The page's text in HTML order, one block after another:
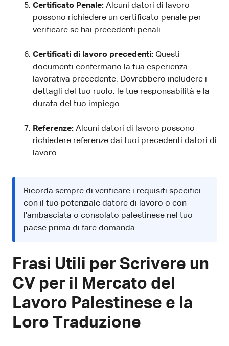
Certificato Penale: Alcuni datori di lavoro
possono richiedere un certificato penale per
verificare se hai precedenti penali.
Certificati di lavoro precedenti: Questi
documenti confermano la tua esperienza
lavorativa precedente. Dovrebbero includere i
dettagli del tuo ruolo, le tue responsabilità e la
durata del tuo impiego.
Referenze: Alcuni datori di lavoro possono
richiedere referenze dai tuoi precedenti datori di
lavoro.
Ricorda sempre di verificare i requisiti specifici
con il tuo potenziale datore di lavoro o con
l'ambasciata o consolato palestinese nel tuo
paese prima di fare domanda.
Frasi Utili per Scrivere un
CV per il Mercato del
Lavoro Palestinese e la
Loro Traduzione